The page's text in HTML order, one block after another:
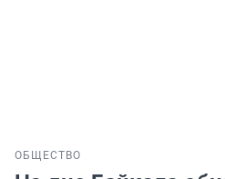
ОБЩЕСТВО